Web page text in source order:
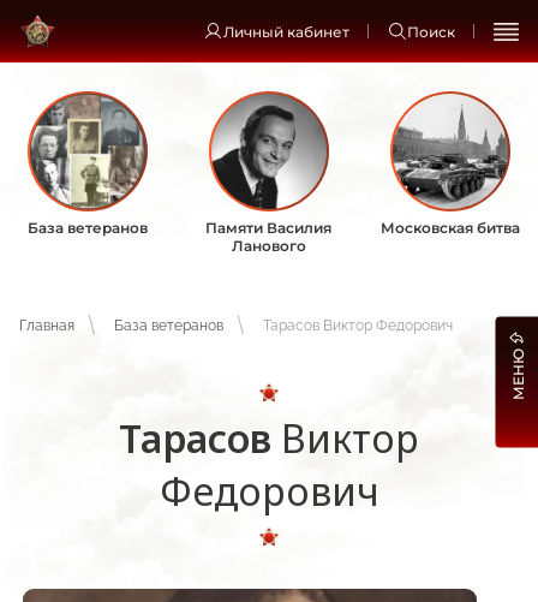
Личный кабинет Поиск
База ветеранов
Памяти Василия
Ланового
Московская битва
Главная База ветеранов Тарасов Виктор Федорович
Тарасов Виктор
Федорович
МЕНЮ